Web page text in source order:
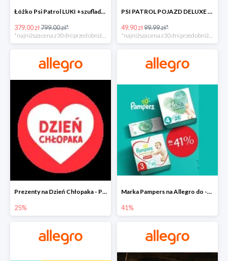
Łóżko Psi Patrol LUKI +szuflada+materac+grafika -52%
379.00 zł799.00 zł*
PSI PATROL POJAZD DELUXE FIGURKA MARSHALL MIGHTY -50%
49.90 zł99.99 zł*
Prezenty na Dzień Chłopaka - Produkty SOXO do -25%
25%
Marka Pampers na Allegro do -41%
41%